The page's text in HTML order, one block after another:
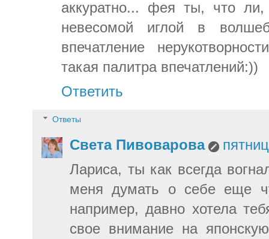
аккуратно... фея ты, что
невесомой иглой в
впечатление
такая палитра впечатлений:))
Ответить
Ответы
Света Пивоварова
Лариса, ты как всегда
меня думать о себе еще
например, давно хотела
свое внимание на